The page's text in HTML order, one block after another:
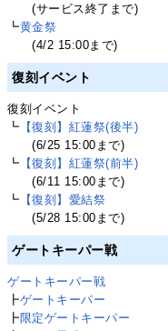
(サービス終了まで)
┗黄金祭
(4/2 15:00まで)
復刻イベント
復刻イベント
┗ 【復刻】紅蓮祭(後半)
(6/25 15:00まで)
┗ 【復刻】紅蓮祭(前半)
(6/11 15:00まで)
┗ 【復刻】愛結祭
(5/28 15:00まで)
ゲートキーパー戦
ゲートキーパー戦
┣ゲートキーパー
┣限定ゲートキーパー